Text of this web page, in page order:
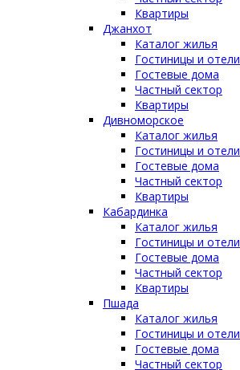
Квартиры
Джанхот
Каталог жилья
Гостиницы и отели
Гостевые дома
Частный сектор
Квартиры
Дивноморское
Каталог жилья
Гостиницы и отели
Гостевые дома
Частный сектор
Квартиры
Кабардинка
Каталог жилья
Гостиницы и отели
Гостевые дома
Частный сектор
Квартиры
Пшада
Каталог жилья
Гостиницы и отели
Гостевые дома
Частный сектор